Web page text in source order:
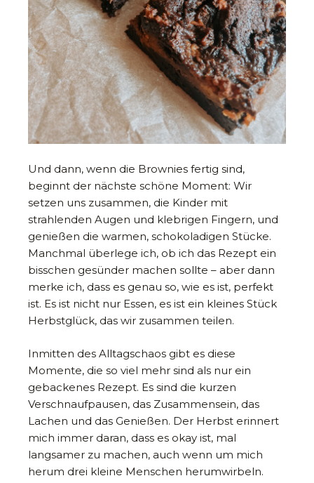
Und dann, wenn die Brownies fertig sind,
beginnt der nächste schöne Moment: Wir
setzen uns zusammen, die Kinder mit
strahlenden Augen und klebrigen Fingern, und
genießen die warmen, schokoladigen Stücke.
Manchmal überlege ich, ob ich das Rezept ein
bisschen gesünder machen sollte – aber dann
merke ich, dass es genau so, wie es ist, perfekt
ist. Es ist nicht nur Essen, es ist ein kleines Stück
Herbstglück, das wir zusammen teilen.
Inmitten des Alltagschaos gibt es diese
Momente, die so viel mehr sind als nur ein
gebackenes Rezept. Es sind die kurzen
Verschnaufpausen, das Zusammensein, das
Lachen und das Genießen. Der Herbst erinnert
mich immer daran, dass es okay ist, mal
langsamer zu machen, auch wenn um mich
herum drei kleine Menschen herumwirbeln.